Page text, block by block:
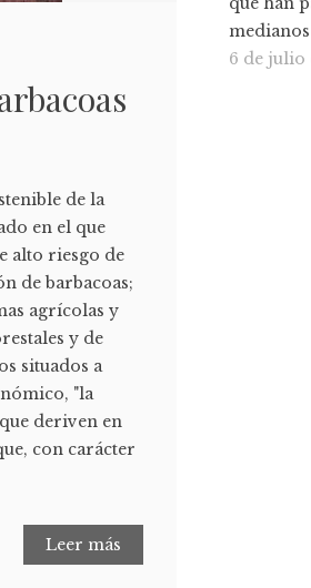
de la
en el que
alto riesgo de
de barbacoas;
agrícolas y
y de
situados a
"la
deriven en
con carácter
Leer más
6 de julio